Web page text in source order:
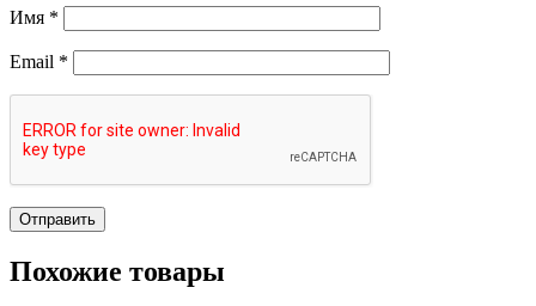
Имя *
Email *
Похожие товары